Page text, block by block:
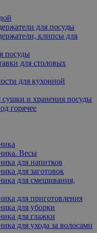
для посуды
клипсы для
посуды
для столовых
для кухонной
сушки и хранения посуды
горячее
Весы
для напитков
для заготовок
для смешивания,
для приготовления
для уборки
для глажки
для ухода за волосами